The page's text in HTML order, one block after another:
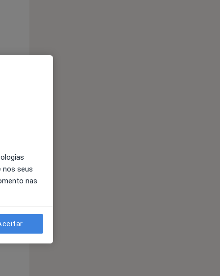
Qui,
nos seus
nas